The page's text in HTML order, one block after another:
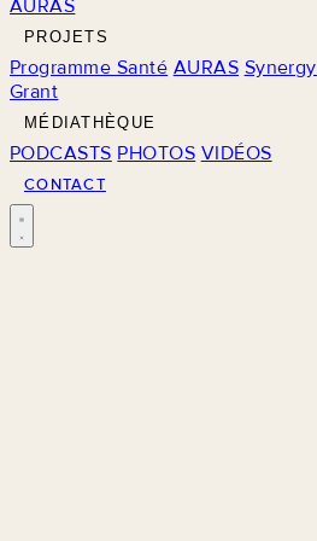
AURAS
PROJETS
Programme Santé AURAS Synergy
Grant
MÉDIATHÈQUE
PODCASTS PHOTOS VIDÉOS
CONTACT